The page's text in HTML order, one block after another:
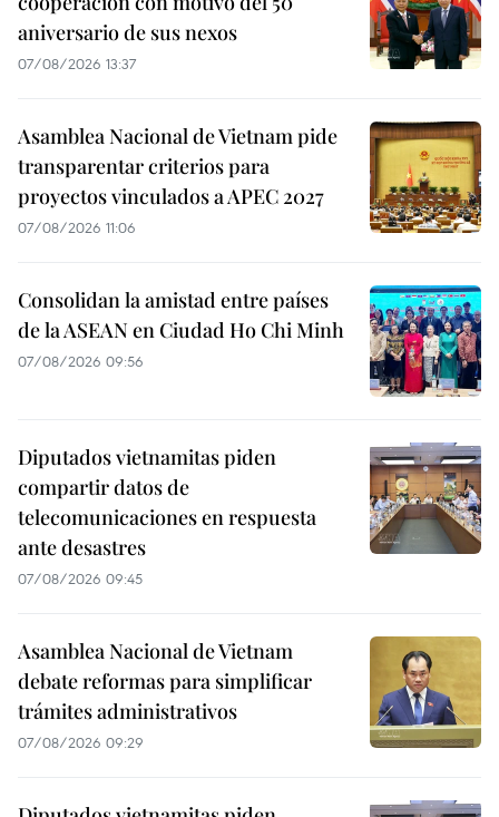
aniversario de sus nexos
07/08/2026 13:37
Asamblea Nacional de Vietnam pide
transparentar criterios para
proyectos vinculados a APEC 2027
07/08/2026 11:06
Consolidan la amistad entre países
de la ASEAN en Ciudad Ho Chi Minh
07/08/2026 09:56
Diputados vietnamitas piden
compartir datos de
telecomunicaciones en respuesta
ante desastres
07/08/2026 09:45
Asamblea Nacional de Vietnam
debate reformas para simplificar
trámites administrativos
07/08/2026 09:29